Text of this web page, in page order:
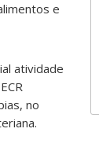
e
atividade
no